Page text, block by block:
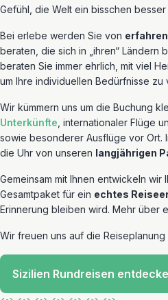
Gefühl, die Welt ein bisschen besser
Bei erlebe werden Sie von
beraten, die sich in „ihren“ Ländern
beraten Sie immer ehrlich, mit viel
um Ihre individuellen Bedürfnisse zu
Wir kümmern uns um die Buchung
Unterkünfte , internationaler Flüge
sowie besonderer Ausflüge vor Ort.
die Uhr von unseren langjährigen
Gemeinsam mit Ihnen entwickeln wir
Gesamtpaket für ein echtes
Erinnerung bleiben wird. Mehr über
Wir freuen uns auf die Reiseplanung
Sizilien Rundreisen